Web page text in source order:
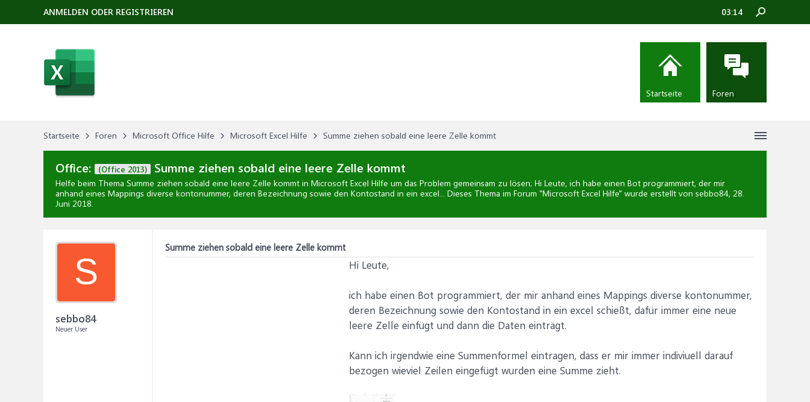
Startseite Foren Microsoft Office Hilfe Microsoft Excel Hilfe Summe ziehen sobald eine leere Zelle kommt
Office: (Office 2013) Summe ziehen sobald eine leere Zelle kommt
Helfe beim Thema Summe ziehen sobald eine leere Zelle kommt in Microsoft Excel Hilfe um das Problem gemeinsam zu lösen; Hi Leute, ich habe einen Bot programmiert, der mir
anhand eines Mappings diverse kontonummer, deren Bezeichnung sowie den Kontostand in ein excel... Dieses Thema im Forum "Microsoft Excel Hilfe" wurde erstellt von sebbo84, 28.
Juni 2018.
S
sebbo84
Neuer User
Summe ziehen sobald eine leere Zelle kommt
Hi Leute,
ich habe einen Bot programmiert, der mir anhand eines Mappings diverse kontonummer,
deren Bezeichnung sowie den Kontostand in ein excel schießt, dafür immer eine neue
leere Zelle einfügt und dann die Daten einträgt.
Kann ich irgendwie eine Summenformel eintragen, dass er mir immer indiviuell darauf
bezogen wieviel Zeilen eingefügt wurden eine Summe zieht.
ANMELDEN ODER REGISTRIEREN 03:14
Startseite Foren